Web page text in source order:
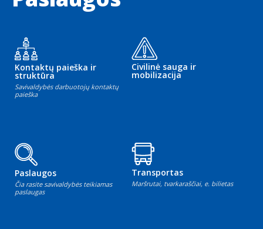
Kontaktų paieška ir
struktūra
Savivaldybės darbuotojų kontaktų
paieška
Civilinė sauga ir
mobilizacija
Paslaugos
Čia rasite savivaldybės teikiamas
paslaugas
Transportas
Maršrutai, tvarkaraščiai, e. bilietas